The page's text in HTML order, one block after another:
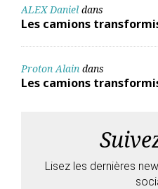
ALEX Daniel dans
Les camions
Proton Alain dans
Les camions
Lisez les dernières